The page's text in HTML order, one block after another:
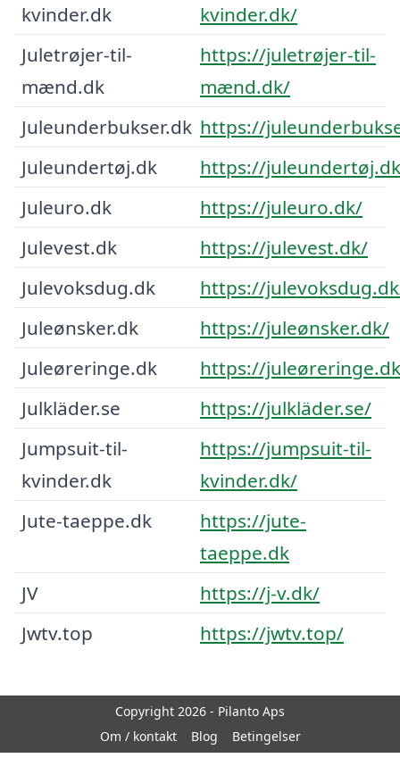
kvinder.dk
kvinder.dk/
Juletrøjer-til-
mænd.dk
https://juletrøjer-til-
mænd.dk/
Juleunderbukser.dk https://
Juleundertøj.dk
https://
Juleuro.dk
https://juleuro.dk/
Julevest.dk
https://julevest.dk/
Julevoksdug.dk
https://
Juleønsker.dk
https://juleønsker.dk/
Juleøreringe.dk
https://
Julkläder.se
https://julkläder.se/
Jumpsuit-til-
kvinder.dk
https://jumpsuit-til-
kvinder.dk/
Jute-taeppe.dk
https://jute-
taeppe.dk
JV
https://j-v.dk/
Jwtv.top
https://jwtv.top/
Copyright 2026 - Pilanto Aps
Om / kontakt
Blog Betingelser